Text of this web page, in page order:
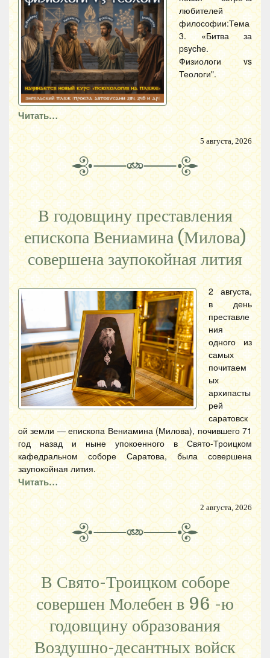
любителей
философии:Тема
3. «Битва за
psyche.
Физиологи vs
Теологи".
Читать…
5 августа, 2026
В годовщину преставления
епископа Вениамина (Милова)
совершена заупокойная лития
2 августа,
в день
преставле
ния
одного из
самых
почитаем
ых
архипасты
рей
саратовск
ой земли — епископа Вениамина (Милова), почившего 71
год назад и ныне упокоенного в Свято-Троицком
кафедральном соборе Саратова, была совершена
заупокойная лития.
Читать…
2 августа, 2026
В Свято-Троицком соборе
совершен Молебен в 96 -ю
годовщину образования
Воздушно-десантных войск